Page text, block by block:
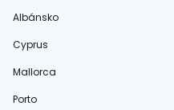
Albánsko
Cyprus
Mallorca
Porto